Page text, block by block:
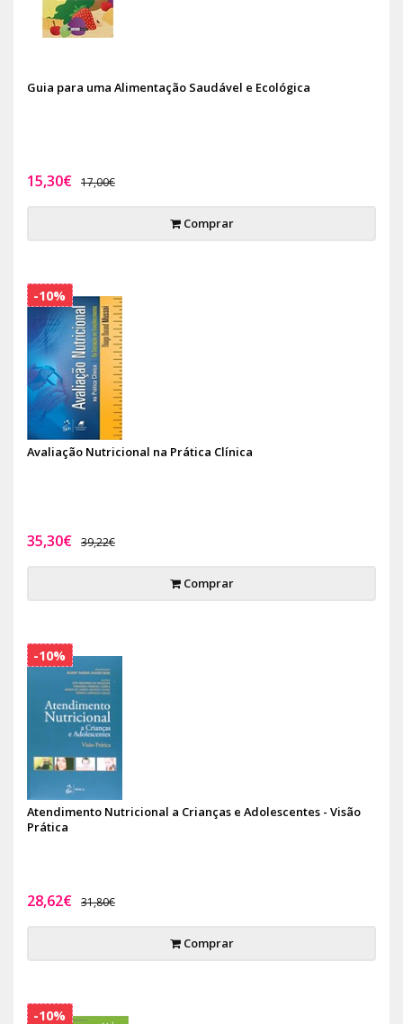
Guia para uma Alimentação Saudável e Ecológica
15,30€ 17,00€
Comprar
Avaliação Nutricional na Prática Clínica
35,30€ 39,22€
Comprar
-10%
Atendimento Nutricional a Crianças e Adolescentes - Visão
Prática
28,62€ 31,80€
Comprar
-10%
-10%